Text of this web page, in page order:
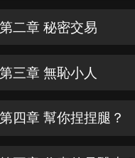
二章 秘密交易
三章 無恥小人
四章 幫你捏捏腿？